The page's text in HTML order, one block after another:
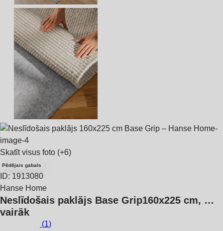
Skatīt visus foto (+6)
Pēdējais gabals
ID: 1913080
Hanse Home
Neslīdošais paklājs Base Grip160x225 cm, …
vairāk
(1)